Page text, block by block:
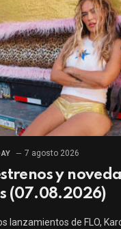
7 agosto 2026
y
(07.08.2026)
lanzamientos de FLO,